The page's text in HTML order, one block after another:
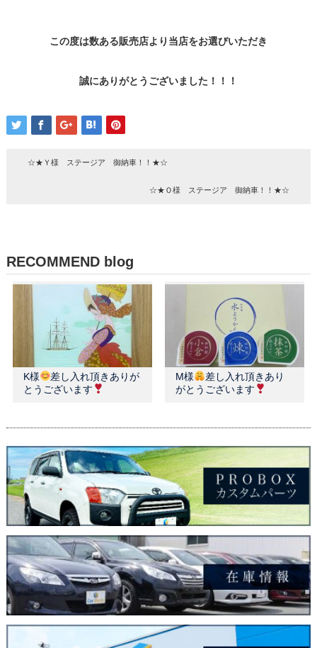
この度は数ある販売店より当店をお選びいただき
誠にありがとうございました！！！
☆★Ｙ様 ステージア 御納車！！★☆
☆★Ｏ様 ステージア 御納車！！★☆
RECOMMEND blog
K様
差し入れ頂きありが
とうございます
M様
差し入れ頂きあり
がとうございます